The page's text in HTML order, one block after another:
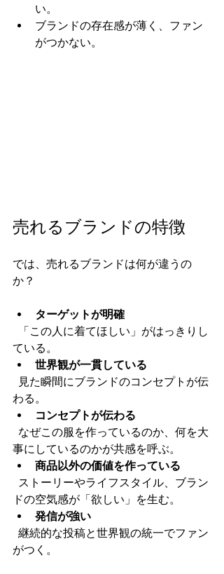
い。
ブランドの存在感が薄く、ファン
がつかない。
売れるブランドの特徴
では、売れるブランドは何が違うの
か？
ターゲットが明確
ている。
世界観が一貫している
わる。
コンセプトが伝わる
事にしているのかが共感を呼ぶ。
商品以外の価値を作っている
ドの空気感が「欲しい」を生む。
発信が強い
がつく。